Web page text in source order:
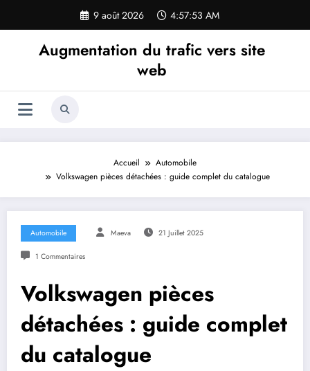
contenu
9 août 2026 4:57:54 AM
Augmentation du trafic vers site
web
Accueil
Automobile
Volkswagen pièces détachées : guide complet du catalogue
Automobile Maeva 21 Juillet 2025
1 Commentaires
Volkswagen pièces
détachées : guide complet
du catalogue